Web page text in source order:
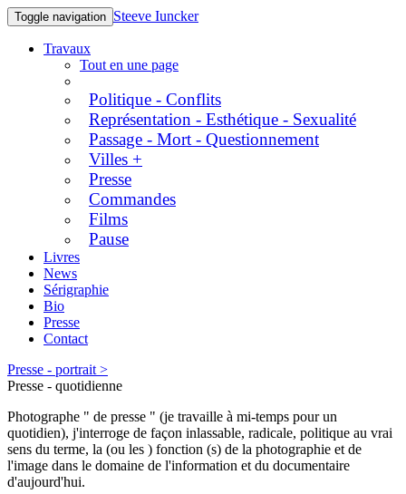
Toggle navigation Steeve Iuncker
Travaux
Tout en une page
Politique - Conflits
Représentation - Esthétique - Sexualité
Passage - Mort - Questionnement
Villes +
Presse
Commandes
Films
Pause
Livres
News
Sérigraphie
Bio
Presse
Contact
Presse - portrait >
Presse - quotidienne
Photographe " de presse " (je travaille à mi-temps pour un
quotidien), j'interroge de façon inlassable, radicale, politique au vrai
sens du terme, la (ou les ) fonction (s) de la photographie et de
l'image dans le domaine de l'information et du documentaire
d'aujourd'hui.